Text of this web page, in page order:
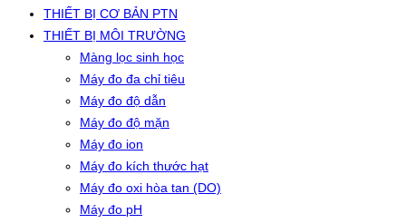
THIẾT BỊ CƠ BẢN PTN
THIẾT BỊ MÔI TRƯỜNG
Màng lọc sinh học
Máy đo đa chỉ tiêu
Máy đo độ dẫn
Máy đo độ mặn
Máy đo ion
Máy đo kích thước hạt
Máy đo oxi hòa tan (DO)
Máy đo pH